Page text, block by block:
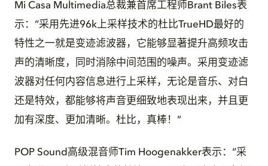
Mi Casa Multimedia总裁兼首席工程师Brant Biles表
示：“采用先进96k上采样技术的杜比TrueHD最好的
特性之一就是变迹滤波器，它能够显著提升高频攻击
声的清晰度，同时消除中间范围的噪声。采用变迹滤
波器对任何内容信息进行上采样，无论是音乐、对白
还是特效，都能够将声音更细致地表现出来，并且更
加有深度、更加清晰。杜比，真棒！”
POP Sound高级混音师Tim Hoogenakker表示：“采